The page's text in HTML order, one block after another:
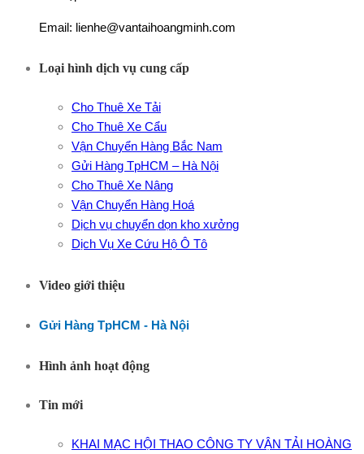
Email: lienhe@vantaihoangminh.com
Loại hình dịch vụ cung cấp
Cho Thuê Xe Tải
Cho Thuê Xe Cẩu
Vận Chuyển Hàng Bắc Nam
Gửi Hàng TpHCM – Hà Nội
Cho Thuê Xe Nâng
Vận Chuyển Hàng Hoá
Dịch vụ chuyển dọn kho xưởng
Dịch Vụ Xe Cứu Hộ Ô Tô
Video giới thiệu
Gửi Hàng TpHCM - Hà Nội
Hình ảnh hoạt động
Tin mới
KHAI MẠC HỘI THAO CÔNG TY VẬN TẢI HOÀNG